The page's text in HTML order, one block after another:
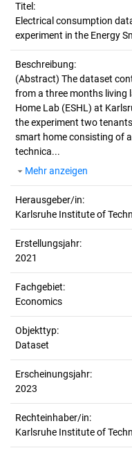
Titel:
Electrical consumption
experiment in the Energy
Beschreibung:
(Abstract) The dataset
from a three months living
Home Lab (ESHL) at
the experiment two
smart home consisting of
technica...
Mehr anzeigen
Herausgeber/in:
Karlsruhe Institute of
Erstellungsjahr:
2021
Fachgebiet:
Economics
Objekttyp:
Dataset
Erscheinungsjahr:
2023
Rechteinhaber/in:
Karlsruhe Institute of